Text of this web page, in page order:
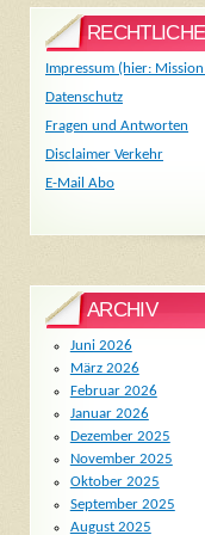
Impressum (hier:
Datenschutz
Fragen und Antworten
Disclaimer Verkehr
E-Mail Abo
ARCHIV
Juni 2026
März 2026
Februar 2026
Januar 2026
Dezember 2025
November 2025
Oktober 2025
September 2025
August 2025